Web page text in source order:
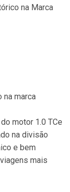
na Marca
na marca
motor 1.0 TCe
na divisão
e bem
mais